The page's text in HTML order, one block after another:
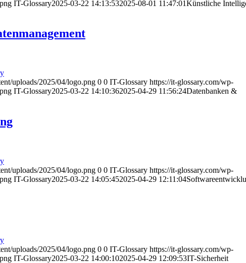
IT-Glossary2025-03-22 14:13:532025-08-01 11:47:01Künstliche
uploads/2025/04/logo.png 0 0 IT-Glossary https://it-glossary.com/wp-
IT-Glossary2025-03-22 14:10:362025-04-29 11:56:24Datenbanken &
uploads/2025/04/logo.png 0 0 IT-Glossary https://it-glossary.com/wp-
IT-Glossary2025-03-22 14:05:452025-04-29 12:11:04
uploads/2025/04/logo.png 0 0 IT-Glossary https://it-glossary.com/wp-
IT-Glossary2025-03-22 14:00:102025-04-29 12:09:53IT-Sicherheit